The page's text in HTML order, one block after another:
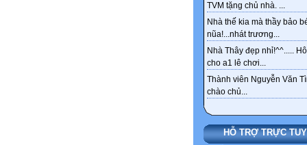
TVM tặng chủ nhà. ...
Nhà thế kia mà thầy bảo
nũa!...nhát trương...
Nhà Thây đẹp nhỉ!^^.....
cho a1 lê chơi...
Thành viên Nguyễn Văn
chào chủ...
HỖ TRỢ TRỰC